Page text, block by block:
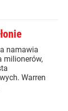
namawia
milionerów,
Warren